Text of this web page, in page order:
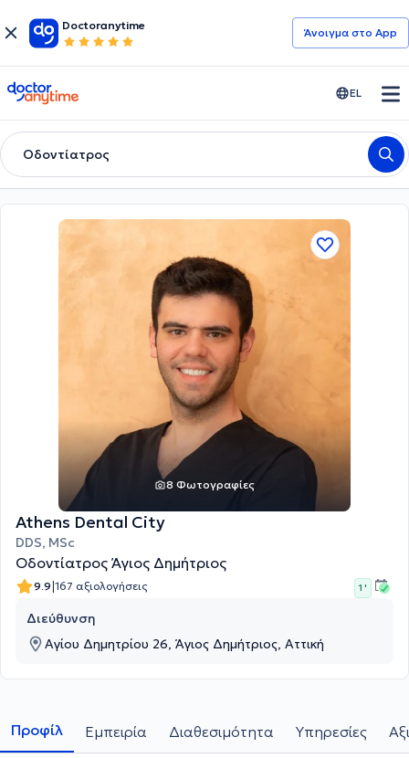
Doctoranytime
Άνοιγμα στο App
doctoranytime EL
Οδοντίατρος
8 Φωτογραφίες
Athens Dental City
DDS, MSc
Οδοντίατρος Άγιος Δημήτριος
9.9|167 αξιολογήσεις 1 '
Διεύθυνση
Αγίου Δημητρίου 26, Άγιος Δημήτριος, Αττική
Προφίλ Εμπειρία Διαθεσιμότητα Υπηρεσίες